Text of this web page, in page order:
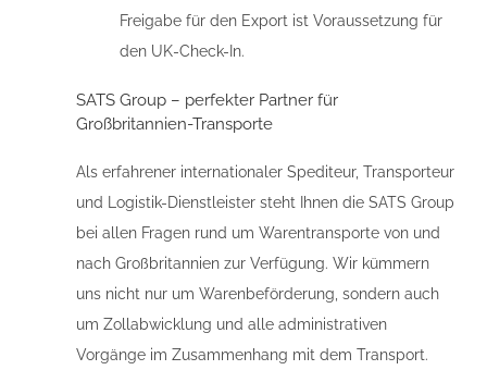
Freigabe für den Export ist Voraussetzung für
den UK-Check-In.
SATS Group – perfekter Partner für
Großbritannien-Transporte
Als erfahrener internationaler Spediteur, Transporteur
und Logistik-Dienstleister steht Ihnen die SATS Group
bei allen Fragen rund um Warentransporte von und
nach Großbritannien zur Verfügung. Wir kümmern
uns nicht nur um Warenbeförderung, sondern auch
um Zollabwicklung und alle administrativen
Vorgänge im Zusammenhang mit dem Transport.